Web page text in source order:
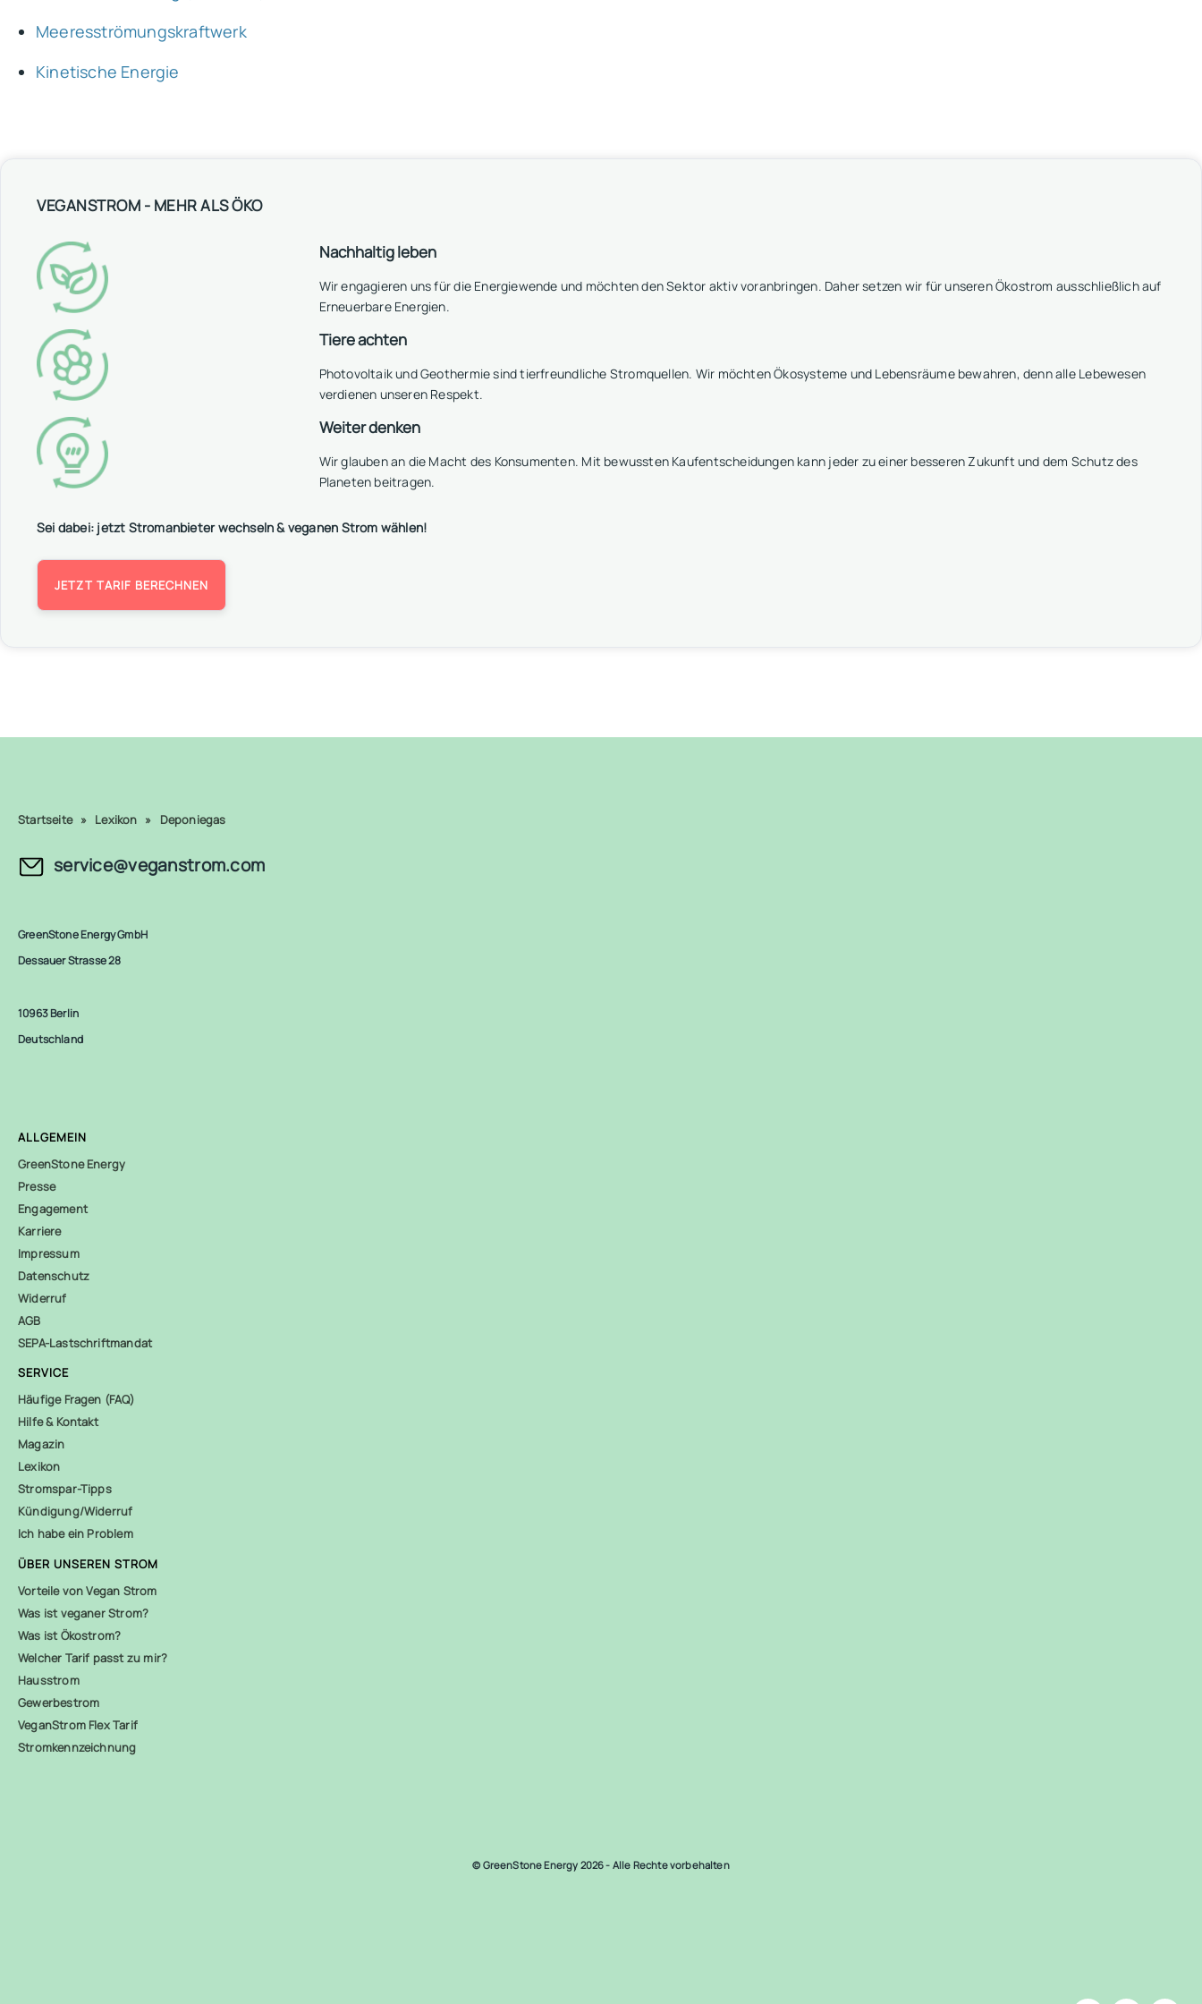
Meeresströmungskraftwerk
Kinetische Energie
VEGANSTROM - MEHR ALS ÖKO
Nachhaltig leben
Wir engagieren uns für die Energiewende und möchten den Sektor aktiv voranbringen. Daher setzen wir für unseren Ökostrom ausschließlich auf
Erneuerbare Energien.
Tiere achten
Photovoltaik und Geothermie sind tierfreundliche Stromquellen. Wir möchten Ökosysteme und Lebensräume bewahren, denn alle Lebewesen
verdienen unseren Respekt.
Weiter denken
Wir glauben an die Macht des Konsumenten. Mit bewussten Kaufentscheidungen kann jeder zu einer besseren Zukunft und dem Schutz des
Planeten beitragen.
Sei dabei: jetzt Stromanbieter wechseln & veganen Strom wählen!
JETZT TARIF BERECHNEN
Startseite » Lexikon » Deponiegas
service@veganstrom.com
GreenStone Energy GmbH
Dessauer Strasse 28
10963 Berlin
Deutschland
ALLGEMEIN
GreenStone Energy
Presse
Engagement
Karriere
Impressum
Datenschutz
Widerruf
AGB
SEPA-Lastschriftmandat
SERVICE
Häufige Fragen (FAQ)
Hilfe & Kontakt
Magazin
Lexikon
Stromspar-Tipps
Kündigung/Widerruf
Ich habe ein Problem
ÜBER UNSEREN STROM
Vorteile von Vegan Strom
Was ist veganer Strom?
Was ist Ökostrom?
Welcher Tarif passt zu mir?
Hausstrom
Gewerbestrom
VeganStrom Flex Tarif
Stromkennzeichnung
© GreenStone Energy 2026 - Alle Rechte vorbehalten